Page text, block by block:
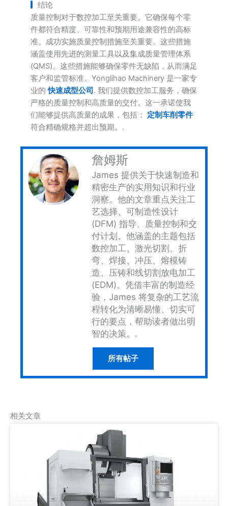
结论
质量控制对于数控加工至关重要。它确保每个零
件都符合精度、可靠性和预期用途兼容性的高标
准。成功实施质量控制措施至关重要。这些措施
涵盖使用先进的测量工具以及集成质量管理体系
(QMS)。这些措施能够确保零件无缺陷，从而满足
客户和监管标准。Yonglihao Machinery 是一家专
业的快速成型公司 . 我们提供数控加工服务，确保
严格的质量控制和高质量的交付。这一承诺使我
们能够提供高质量的成果，包括： 定制车削零件
符合精确规格并超出预期。.
詹姆斯
James 提供关于快速制造和
精密生产的实用知识和行业
洞察。他的文章重点关注工
艺选择、可制造性设计
(DFM) 指导、质量控制和交
付计划。他涵盖的主题包括
数控加工、激光切割、折
弯、焊接、冲压、熔模铸
造、压铸和线切割放电加工
(EDM)。凭借丰富的制造经
验，James 将复杂的工艺流
程转化为清晰易懂、切实可
行的要点，帮助读者做出明
智的决策。.
所有帖子
相关文章